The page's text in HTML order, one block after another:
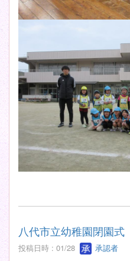
八代市立幼稚園閉園式
投稿日時 : 01/28 承認者